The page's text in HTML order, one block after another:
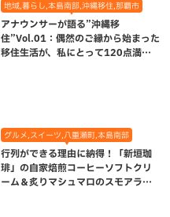
地域,暮らし,本島南部,沖縄移住,那覇市
アナウンサーが語る”沖縄移
住”Vol.01：偶然のご縁から始まった
移住生活が、私にとって120点満点
グルメ,スイーツ,八重瀬町,本島南部
行列ができる理由に納得！「新垣珈
琲」の自家焙煎コーヒーソフトクリ
ーム＆炙りマシュマロのスモアラテ